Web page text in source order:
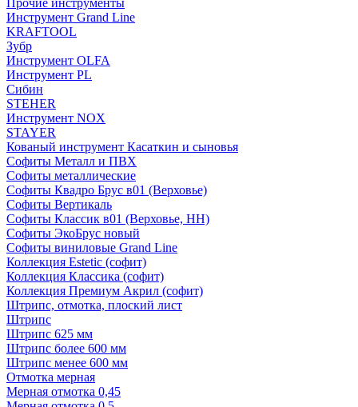
Прочие инструменты
Инструмент Grand Line
KRAFTOOL
Зубр
Инструмент OLFA
Инструмент PL
Сибин
STEHER
Инструмент NOX
STAYER
Кованый инструмент Касаткин и сыновья
Софиты Металл и ПВХ
Софиты металлические
Софиты Квадро Брус в01 (Верховье)
Софиты Вертикаль
Софиты Классик в01 (Верховье, НН)
Софиты ЭкоБрус новый
Софиты виниловые Grand Line
Коллекция Estetic (софит)
Коллекция Классика (софит)
Коллекция Премиум Акрил (софит)
Штрипс, отмотка, плоский лист
Штрипс
Штрипс 625 мм
Штрипс более 600 мм
Штрипс менее 600 мм
Отмотка мерная
Мерная отмотка 0,45